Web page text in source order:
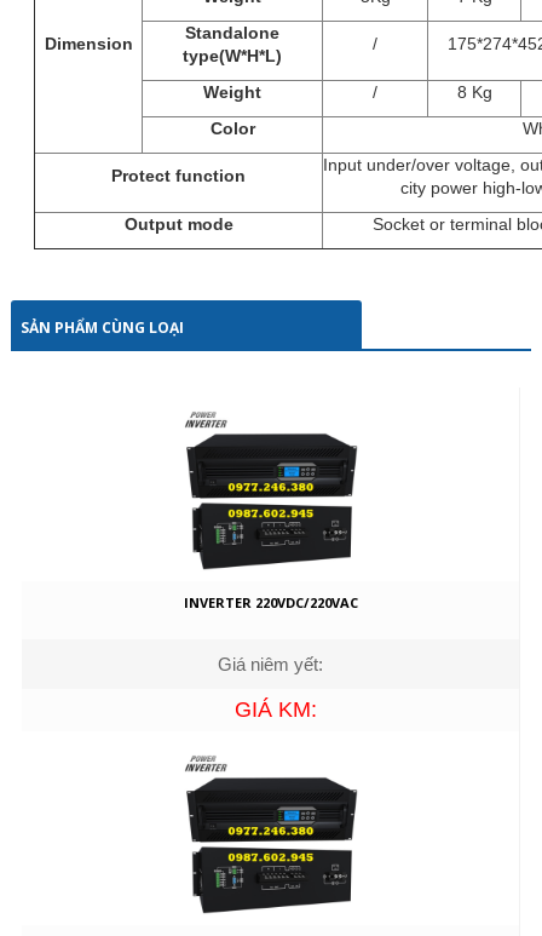
Dimension
Standalone
type(W*H*L)
/
Weight /
8 Kg
Color
Protect function
Input under/over voltage,
city power high-
Output mode
Socket or terminal
SẢN PHẨM CÙNG LOẠI
INVERTER 220VDC/220VAC
Giá niêm yết:
GIÁ KM: